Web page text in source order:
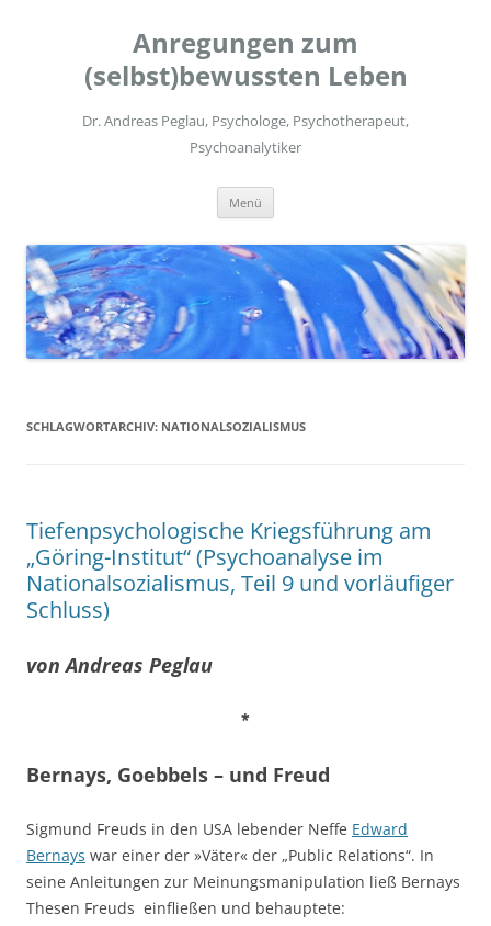
Anregungen zum
(selbst)bewussten Leben
Dr. Andreas Peglau, Psychologe, Psychotherapeut,
Psychoanalytiker
Menü
SCHLAGWORTARCHIV: NATIONALSOZIALISMUS
Tiefenpsychologische Kriegsführung am
„Göring-Institut“ (Psychoanalyse im
Nationalsozialismus, Teil 9 und vorläufiger
Schluss)
von Andreas Peglau
*
Bernays, Goebbels – und Freud
Sigmund Freuds in den USA lebender Neffe Edward
Bernays war einer der »Väter« der „Public Relations“. In
seine Anleitungen zur Meinungsmanipulation ließ Bernays
Thesen Freuds einfließen und behauptete: